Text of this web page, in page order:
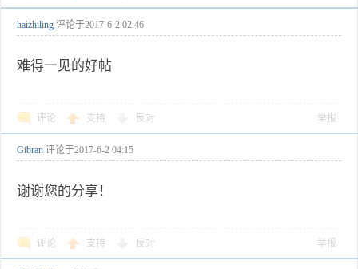
haizhiling 评论于2017-6-2 02:46
难得一见的好帖
评论 支持 反对 举报
Gibran 评论于2017-6-2 04:15
谢谢您的分享！
评论 支持 反对 举报